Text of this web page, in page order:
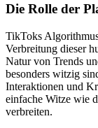
Die Rolle der
TikToks
Verbreitung dieser
Natur von Trends
besonders witzig
Interaktionen und
einfache Witze wie
verbreiten.